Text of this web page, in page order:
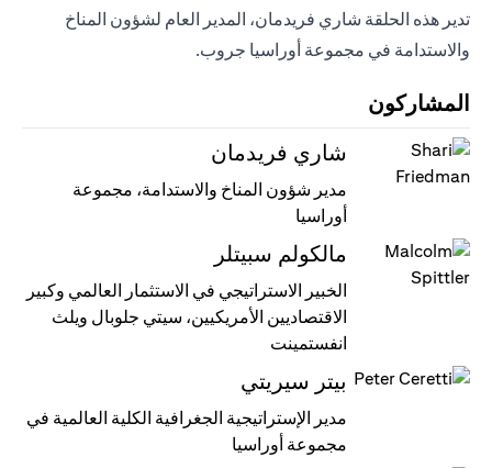
تدير هذه الحلقة شاري فريدمان، المدير العام لشؤون المناخ
والاستدامة في مجموعة أوراسيا جروب.
المشاركون
شاري فريدمان
مدير شؤون المناخ والاستدامة، مجموعة
أوراسيا
مالكولم سبيتلر
الخبير الاستراتيجي في الاستثمار العالمي وكبير
الاقتصاديين الأمريكيين، سيتي جلوبال ويلث
انفستمينت
بيتر سيريتي
مدير الإستراتيجية الجغرافية الكلية العالمية في
مجموعة أوراسيا